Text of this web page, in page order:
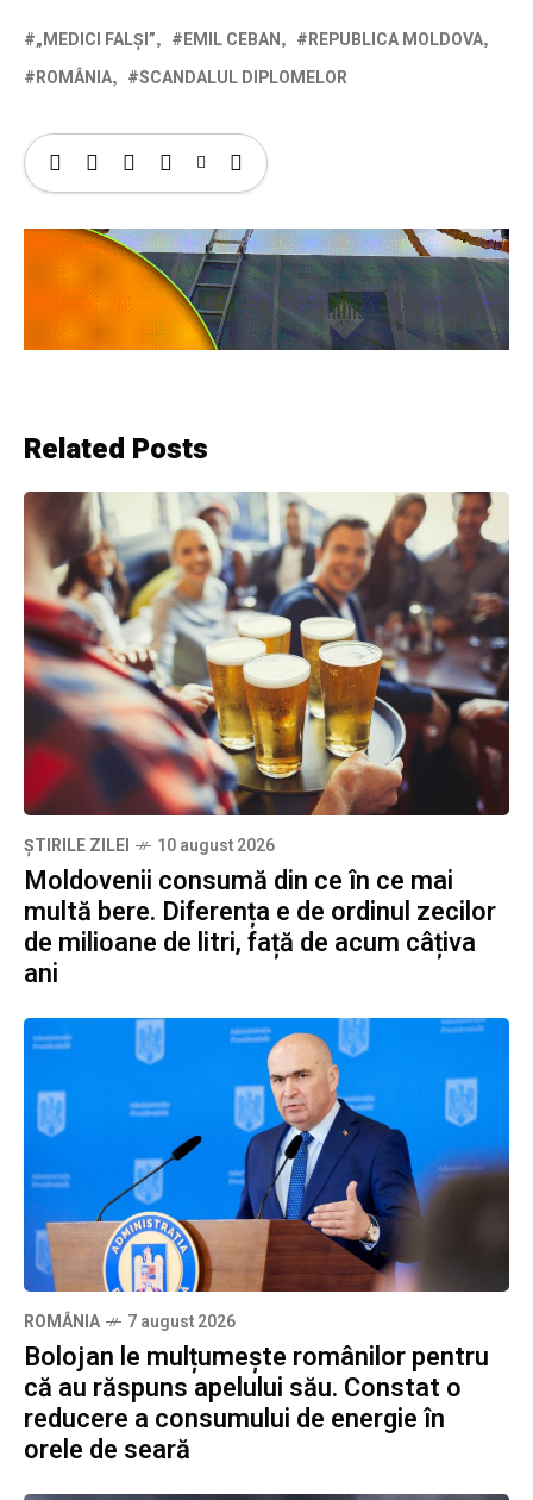
„MEDICI FALȘI” EMIL CEBAN
REPUBLICA MOLDOVA
ROMÂNIA
SCANDALUL DIPLOMELOR
Related Posts
ȘTIRILE ZILEI 10 august 2026
Moldovenii consumă din ce în ce mai
multă bere. Diferența e de ordinul zecilor
de milioane de litri, față de acum câțiva
ani
ROMÂNIA 7 august 2026
Bolojan le mulțumește românilor pentru
că au răspuns apelului său. Constat o
reducere a consumului de energie în
orele de seară